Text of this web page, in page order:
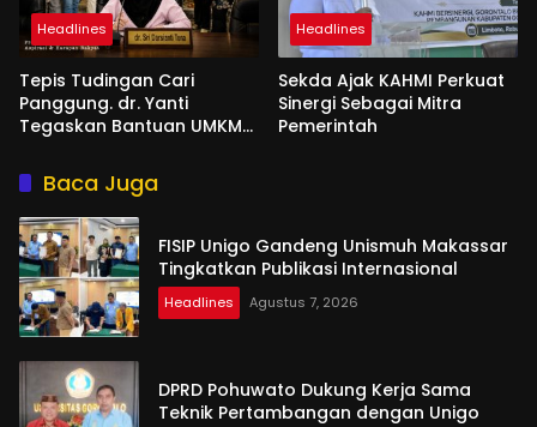
Headlines
Tepis Tudingan Cari
Panggung. dr. Yanti
Tegaskan Bantuan UMKM
Rakyat
Headlines
Sekda Ajak KAHMI Perkuat
Sinergi Sebagai Mitra
Pemerintah
Baca Juga
FISIP Unigo Gandeng Unismuh Makassar
Tingkatkan Publikasi Internasional
Headlines Agustus 7, 2026
DPRD Pohuwato Dukung Kerja Sama
Teknik Pertambangan dengan Unigo